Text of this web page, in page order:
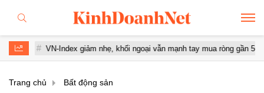
VN-Index giảm nhẹ, khối ngoại vẫn mạnh tay mua ròng gần 500 tỷ đồng
Trang chủ Bất động sản